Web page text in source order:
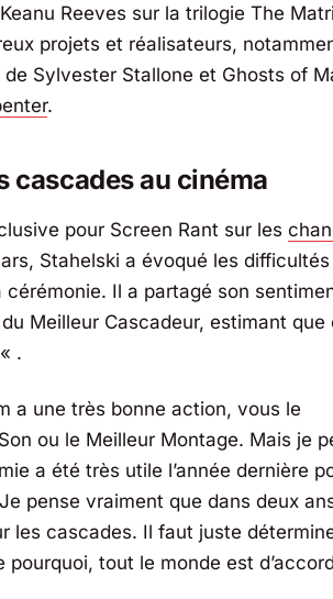
Reeves sur la trilogie The
projets et réalisateurs,
de Sylvester Stallone et Ghosts of
.
cascades au cinéma
pour Screen Rant sur les
Stahelski a évoqué les
Il a partagé son
Meilleur Cascadeur, estimant que
« .
a une très bonne action, vous le
ou le Meilleur Montage. Mais je
a été très utile l’année dernière
pense vraiment que dans deux
les cascades. Il faut juste
tout le monde est